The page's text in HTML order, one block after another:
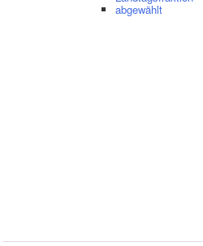
abgewählt